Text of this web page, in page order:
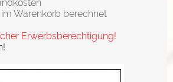
Warenkorb berechnet
Erwerbsberechtigung!